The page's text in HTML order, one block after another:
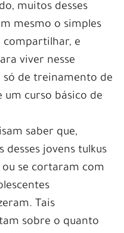
muitos desses
mesmo o simples
compartilhar, e
viver nesse
só de treinamento de
curso básico de
saber que,
desses jovens tulkus
se cortaram com
Tais
sobre o quanto